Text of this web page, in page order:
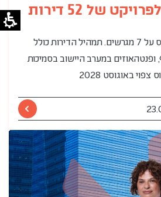
של 52 דירות
מדובר בפרויקט המתפרס על 7 מגרשים. תמהיל הדירות כולל
ופנטהאוזים במערב היישוב בסמיכות
באוגוסט 2028